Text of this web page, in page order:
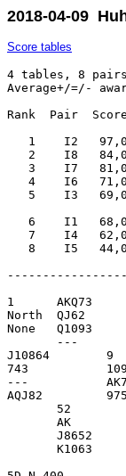
2018-04-09
Score tables
4 tables, 8
Average+/=/-
Rank  Pair
1    I2
2    I8
3    I7
4    I6
5    I3
6    I1
7    I4